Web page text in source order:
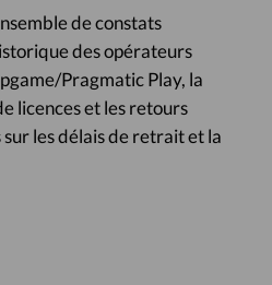
de constats
des opérateurs
Pragmatic Play, la
licences et les retours
les délais de retrait et la